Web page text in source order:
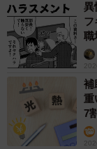
・あの家でチー
・自然でのどか
・牧歌的なので
性）
・大自然に囲ま
から。（40代・
異
フ
職
補
重
7